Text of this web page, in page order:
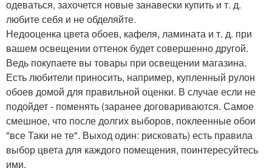
одеваться, захочется новые занавески купить и т. д.
любите себя и не обделяйте.
Недооценка цвета обоев, кафеля, ламината и т. д. при
вашем освещении оттенок будет совершенно другой.
Ведь покупаете вы товары при освещении магазина.
Есть любители приносить, например, купленный рулон
обоев домой для правильной оценки. В случае если не
подойдет - поменять (заранее договариваются. Самое
смешное, что после долгих выборов, поклеенные обои
"все Таки не те". Выход один: рисковать) есть правила
выбор цвета для каждого помещения, поинтересуйтесь
ими.